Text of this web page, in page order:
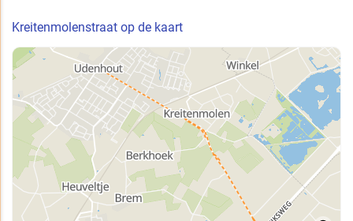
Kreitenmolenstraat op de kaart